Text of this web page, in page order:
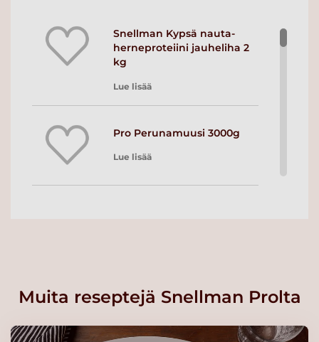
Snellman Kypsä nauta-
herneproteiini jauheliha 2
kg
Lue lisää
Pro Perunamuusi 3000g
Lue lisää
Soos Ranskalainen
Lue lisää
Muita reseptejä Snellman Prolta